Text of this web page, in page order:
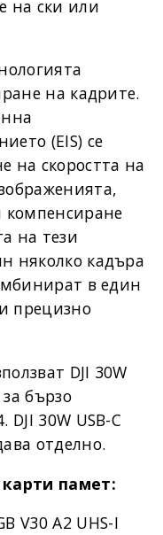
на ски или
на кадрите.
(EIS) се
на скоростта на
компенсиране
на тези
няколко кадъра
в един
прецизно
DJI 30W
бързо
30W USB-C
отделно.
памет:
V30 A2 UHS-I